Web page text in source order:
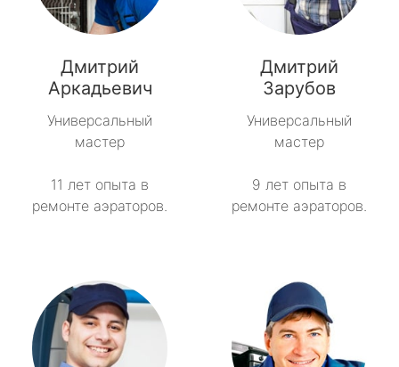
Дмитрий
Аркадьевич
Универсальный
мастер
11 лет опыта в
ремонте аэраторов.
Дмитрий
Зарубов
Универсальный
мастер
9 лет опыта в
ремонте аэраторов.